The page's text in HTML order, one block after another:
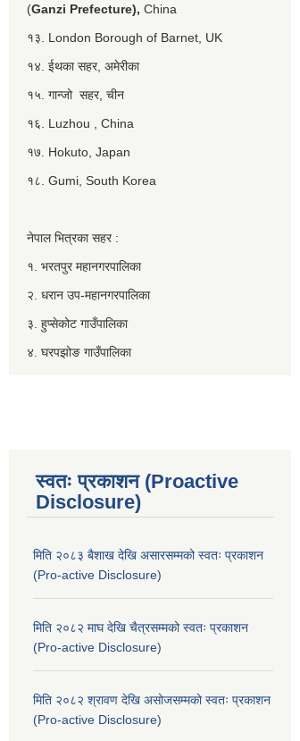
(Ganzi Prefecture), China
१३. London Borough of Barnet, UK
१४. ईथका सहर, अमेरीका
१५. गान्जो सहर, चीन
१६. Luzhou , China
१७. Hokuto, Japan
१८. Gumi, South Korea
नेपाल भित्रका सहर :
१. भरतपुर महानगरपालिका
२. धरान उप-महानगरपालिका
३. हुप्सेकोट गाउँपालिका
४. घरपझोङ गाउँपालिका
स्वतः प्रकाशन (Proactive
Disclosure)
मिति २०८३ बैशाख देखि असारसम्मको स्वतः प्रकाशन
(Pro-active Disclosure)
मिति २०८२ माघ देखि चैत्रसम्मको स्वतः प्रकाशन
(Pro-active Disclosure)
मिति २०८२ श्रावण देखि असोजसम्मको स्वतः प्रकाशन
(Pro-active Disclosure)